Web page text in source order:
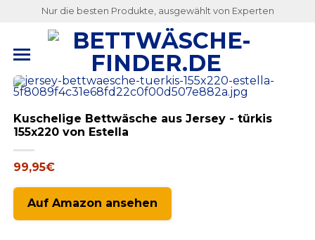
Nur die besten Produkte, ausgewählt von Experten
Kuschelige Bettwäsche aus Jersey - türkis
155x220 von Estella
99,95€
Auf Amazon ansehen